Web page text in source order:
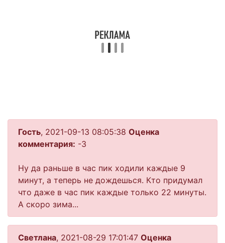
Гость, 2021-09-13 08:05:38 Оценка
комментария: -3
Ну да раньше в час пик ходили каждые 9
минут, а теперь не дождешься. Кто придумал
что даже в час пик каждые только 22 минуты.
А скоро зима...
Светлана, 2021-08-29 17:01:47 Оценка